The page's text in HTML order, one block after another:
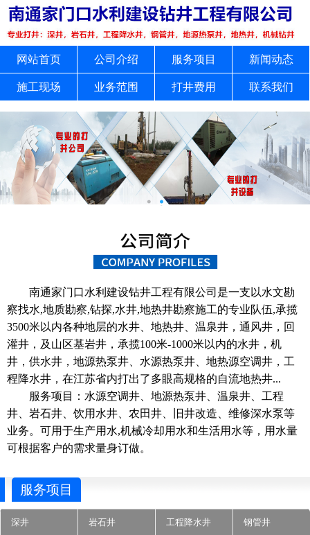
网站首页 公司介绍 服务项目 新闻动态
施工现场 业务范围 打井费用 联系我们
南通家门口水利建设钻井工程有限公司是一支以水文勘
察找水,地质勘察,钻探,水井,地热井勘察施工的专业队伍,承揽
3500米以内各种地层的水井、地热井、温泉井，通风井，回
灌井，及山区基岩井，承揽100米-1000米以内的水井，机
井，供水井，地源热泵井、水源热泵井、地热源空调井，工
程降水井，在江苏省内打出了多眼高规格的自流地热井...
服务项目：水源空调井、地源热泵井、温泉井、工程
井、岩石井、饮用水井、农田井、旧井改造、维修深水泵等
业务。可用于生产用水,机械冷却用水和生活用水等，用水量
可根据客户的需求量身订做。
服务项目
深井 岩石井 工程降水井 钢管井